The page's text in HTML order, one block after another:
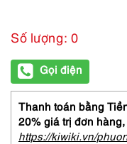
Số lượng: 0
Gọi điện
Thanh toán bằng
20% giá trị đơn hàng,
https://kiwiki.vn/